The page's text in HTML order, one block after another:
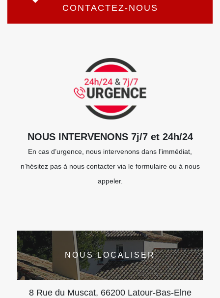
CONTACTEZ-NOUS
NOUS INTERVENONS 7j/7 et 24h/24
En cas d’urgence, nous intervenons dans l’immédiat,
n’hésitez pas à nous contacter via le formulaire ou à nous
appeler.
NOUS LOCALISER
8 Rue du Muscat, 66200 Latour-Bas-Elne